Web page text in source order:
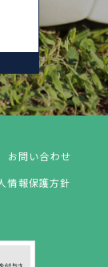
お問い合わせ
情報保護方針